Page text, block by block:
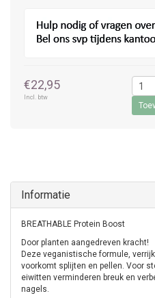
€22,95
Incl. btw
Informatie
BREATHABLE Protein Boost
Door planten aangedreven kracht!
Deze veganistische formule,
voorkomt splijten en pellen. Voor
eiwitten verminderen breuk en
nagels.